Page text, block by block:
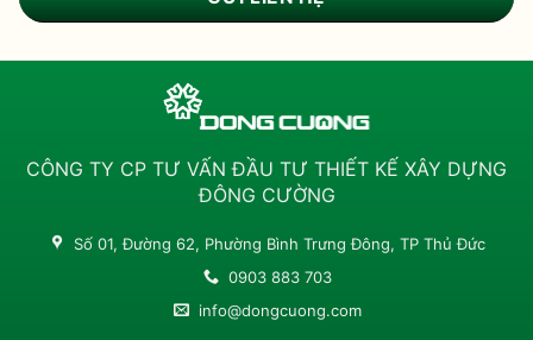
CÔNG TY CP TƯ VẤN ĐẦU TƯ THIẾT KẾ XÂY DỰNG
ĐÔNG CƯỜNG
Số 01, Đường 62, Phường Bình Trưng Đông, TP Thủ Đức
0903 883 703
info@dongcuong.com